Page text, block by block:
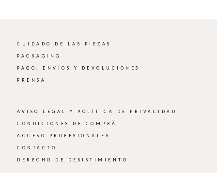
CUIDADO DE LAS PIEZAS
PACKAGING
PAGO, ENVÍOS Y DEVOLUCIONES
PRENSA
AVISO LEGAL Y POLÍTICA DE PRIVACIDAD
CONDICIONES DE COMPRA
ACCESO PROFESIONALES
CONTACTO
DERECHO DE DESISTIMIENTO